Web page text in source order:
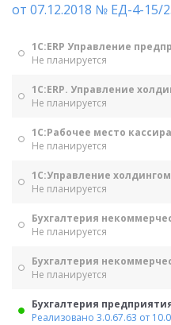
от 07.12.2018 № ЕД-4-15/
1С:ERP Управление
Не планируется
1С:ERP. Управление
Не планируется
1С:Рабочее место кассира
Не планируется
1С:Управление
Не планируется
Бухгалтерия
Не планируется
Бухгалтерия
Не планируется
Бухгалтерия
Реализовано 3.0.67.63 от